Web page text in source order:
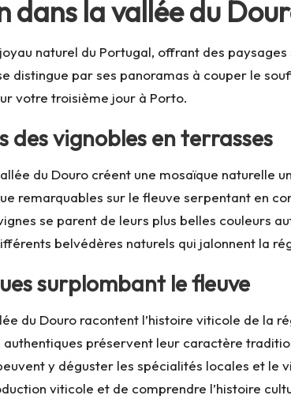
dans la vallée du
naturel du Portugal, offrant des
distingue par ses panoramas à couper le
votre troisième jour à Porto.
des vignobles en terrasses
du Douro créent une mosaïque naturelle
remarquables sur le fleuve serpentant en
se parent de leurs plus belles couleurs
belvédères naturels qui jalonnent la
surplombant le fleuve
du Douro racontent l’histoire viticole de la
préservent leur caractère
y déguster les spécialités locales et le
viticole et de comprendre l’histoire